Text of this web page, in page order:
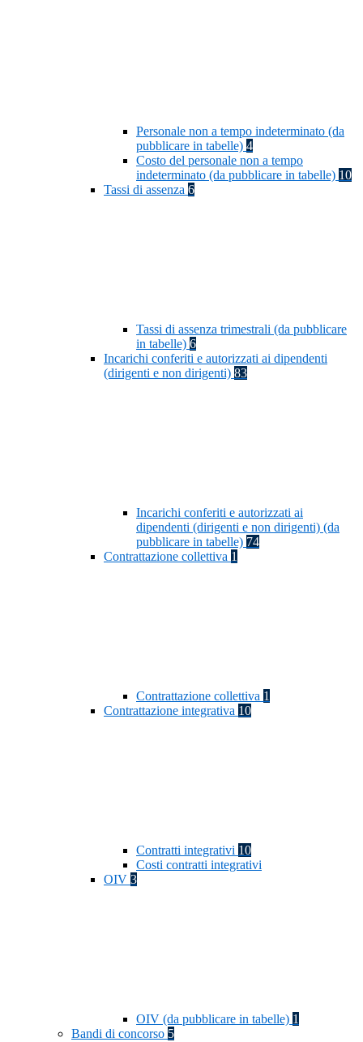
Personale non a tempo indeterminato (da
pubblicare in tabelle) 4
Costo del personale non a tempo
indeterminato (da pubblicare in tabelle) 10
Tassi di assenza 6
Tassi di assenza trimestrali (da pubblicare
in tabelle) 6
Incarichi conferiti e autorizzati ai dipendenti
(dirigenti e non dirigenti) 83
Incarichi conferiti e autorizzati ai
dipendenti (dirigenti e non dirigenti) (da
pubblicare in tabelle) 74
Contrattazione collettiva 1
Contrattazione collettiva 1
Contrattazione integrativa 10
Contratti integrativi 10
Costi contratti integrativi
OIV 3
OIV (da pubblicare in tabelle) 1
Bandi di concorso 5